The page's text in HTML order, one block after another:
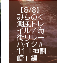
【8/8】
みちのく
潮風トレ
イル／海
街リレー
ハイク＃
11「神割
崎」編